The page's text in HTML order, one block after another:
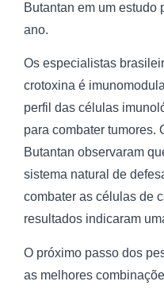
Butantan em um estudo
ano.
Os especialistas
crotoxina é
perfil das células
para combater tumores.
Butantan observaram
sistema natural de
combater as células de
resultados indicaram
O próximo passo dos
as melhores